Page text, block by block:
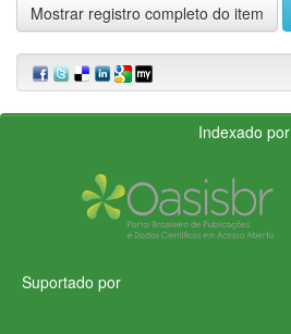
Mostrar registro completo do item
Indexado por
Suportado por